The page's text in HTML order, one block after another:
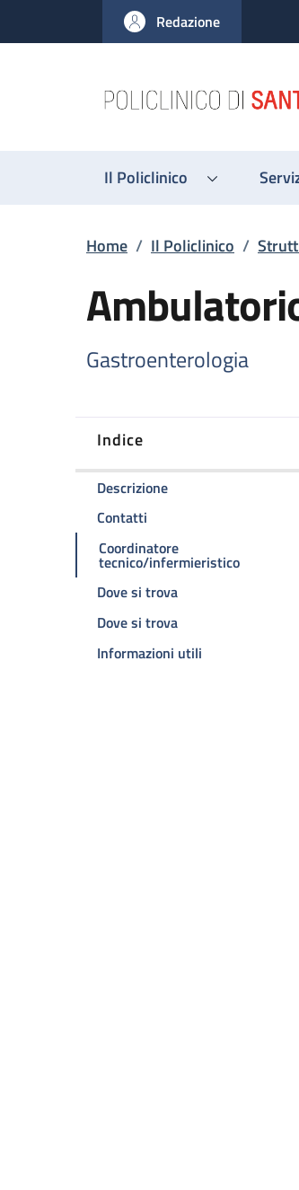
al contenuto principale
to footer content
Redazione
Il Policlinico
Briciole di
Home / Il Policlinico /
Gastroenterologia
Indice
Descrizionedella pagina
Contatti della pagina
Coordinatore
tecnico/infermieristicodella
Dove si trovadella pagina
Dove si trovadella pagina
Informazioni utili della pagina